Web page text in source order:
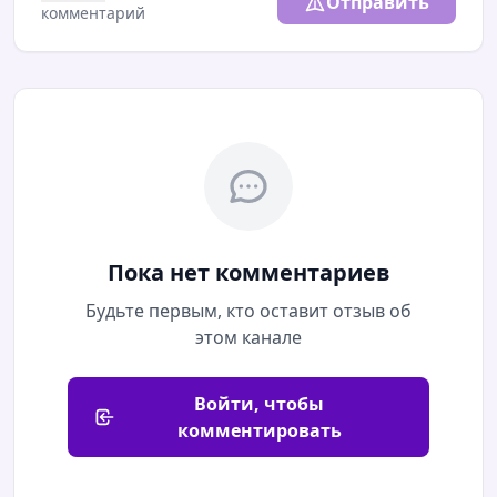
комментарий
Пока нет комментариев
Будьте первым, кто оставит отзыв об
этом канале
Войти, чтобы
комментировать
вину в получении взятки в 1.000.000₽. По
версии следст...
Осужденный за взятку экс-вице-губернатор
Краснодарского края Сергей Власов пропал в
особо крупном размере. По вер...
Припарковаться во дворах краснодарских
многоэтажек сложно, но можно. Народ у нас
вежливый и отзывчивый⚡️ТЕЛЕГРАМ